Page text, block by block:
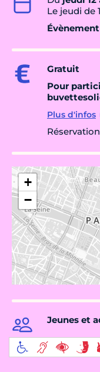
Le jeudi de
Gratuit
Pour
Plus d'infos
+
−
Jeunes et